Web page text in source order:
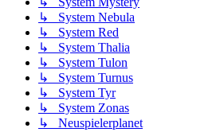
↳ System Nebula
↳ System Red
↳ System Thalia
↳ System Tulon
↳ System Turnus
↳ System Tyr
↳ System Zonas
↳ Neuspielerplanet